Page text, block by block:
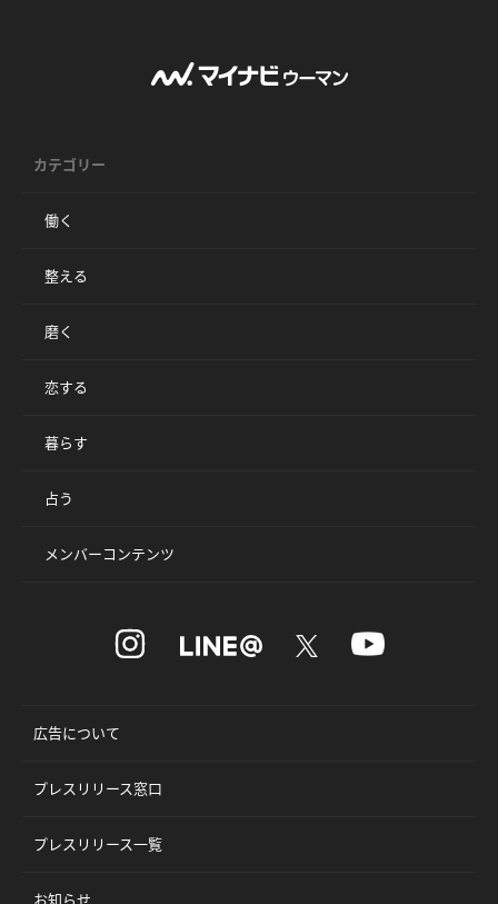
カテゴリー
働く
整える
磨く
恋する
暮らす
占う
メンバーコンテンツ
広告について
プレスリリース窓口
プレスリリース一覧
お知らせ